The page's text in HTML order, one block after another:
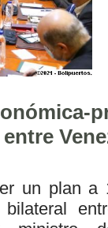
un plan